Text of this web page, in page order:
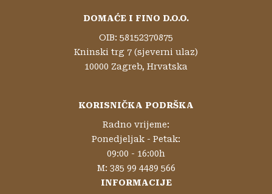
DOMAĆE I FINO D.O.O.
OIB: 58152370875
Kninski trg 7 (sjeverni ulaz)
10000 Zagreb, Hrvatska
KORISNIČKA PODRŠKA
Radno vrijeme:
Ponedjeljak - Petak:
09:00 - 16:00h
M: 385 99 4489 566
INFORMACIJE